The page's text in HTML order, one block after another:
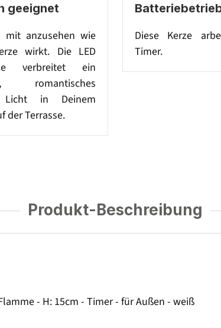
geeignet
mit anzusehen wie
wirkt. Die LED
verbreitet ein
romantisches
Licht in Deinem
der Terrasse.
Diese Kerze
Timer.
Produkt-Beschreibung
- H: 15cm - Timer - für Außen - weiß